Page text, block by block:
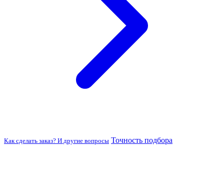
Как сделать заказ? И другие вопросы Точность подбора